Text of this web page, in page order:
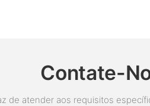
Contate-
de atender aos requisitos